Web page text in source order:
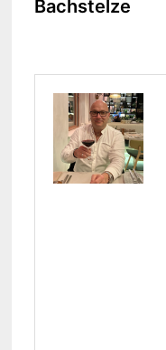
Bachstelze